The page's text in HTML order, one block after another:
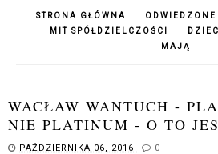
STRONA GŁÓWNA
MIT SPÓŁDZIELCZOŚCI
MAJĄ
WACŁAW WANTUCH -
NIE PLATINUM - O TO
PAŹDZIERNIKA 06, 2016 0